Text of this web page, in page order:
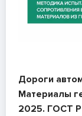
Дороги
Материалы
2025. ГОСТ